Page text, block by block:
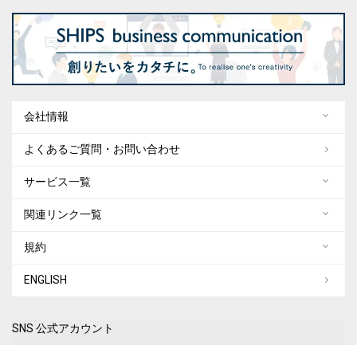
会社情報
よくあるご質問・お問い合わせ
サービス一覧
関連リンク一覧
規約
ENGLISH
SNS 公式アカウント